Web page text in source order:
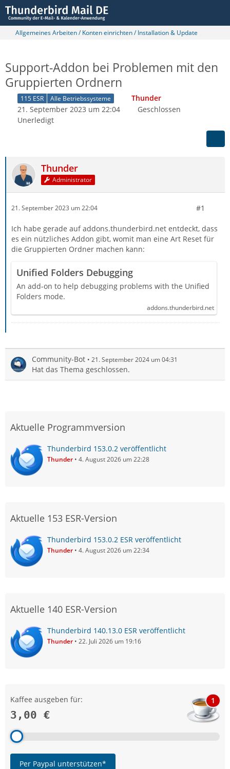
Allgemeines Arbeiten / Konten einrichten / Installation & Update
Support-Addon bei Problemen mit den
Gruppierten Ordnern
115 ESR Alle Betriebssysteme
Thunder
21. September 2023 um 22:04
Geschlossen
Unerledigt
Thunder
Administrator
21. September 2023 um 22:04 #1
Ich habe gerade auf addons.thunderbird.net entdeckt, dass
es ein nützliches Addon gibt, womit man eine Art Reset für
die Gruppierten Ordner machen kann:
Unified Folders Debugging
An add-on to help debugging problems with the Unified
Folders mode.
addons.thunderbird.net
Community-Bot 21. September 2024 um 04:31
Hat das Thema geschlossen.
Aktuelle Programmversion
Thunderbird 153.0.2 veröffentlicht
Thunder 4. August 2026 um 22:28
Aktuelle 153 ESR-Version
Thunderbird 153.0.2 ESR veröffentlicht
Thunder 4. August 2026 um 22:34
Aktuelle 140 ESR-Version
Thunderbird 140.13.0 ESR veröffentlicht
Thunder 22. Juli 2026 um 19:16
Kaffee ausgeben für:
3,00 €
1
Per Paypal unterstützen*